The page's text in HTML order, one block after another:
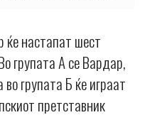
ќе настапат шест
групата А се Вардар,
групата Б ќе играат
претставник